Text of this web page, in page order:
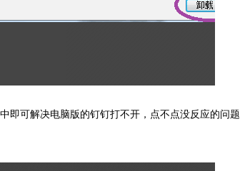
可解决电脑版的钉钉打不开，点不点没反应的问题